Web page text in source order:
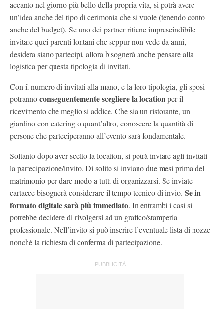
accanto nel giorno più bello della propria vita, si potrà avere
un’idea anche del tipo di cerimonia che si vuole (tenendo conto
anche del budget). Se uno dei partner ritiene imprescindibile
invitare quei parenti lontani che seppur non vede da anni,
desidera siano partecipi, allora bisognerà anche pensare alla
logistica per questa tipologia di invitati.
Con il numero di invitati alla mano, e la loro tipologia, gli sposi
potrannoconseguentemente scegliere la locationper il
ricevimento che meglio si addice. Che sia un ristorante, un
giardino con catering o quant’altro, conoscere la quantità di
persone che parteciperanno all’evento sarà fondamentale.
Soltanto dopo aver scelto la location, si potrà inviare agli invitati
la partecipazione/invito. Di solito si inviano due mesi prima del
matrimonio per dare modo a tutti di organizzarsi. Se inviate
cartacee bisognerà considerare il tempo tecnico di invio. Se in
formato digitale sarà più immediato. In entrambi i casi si
potrebbe decidere di rivolgersi ad un grafico/stamperia
professionale. Nell’invito si può inserire l’eventuale lista di nozze
nonché la richiesta di conferma di partecipazione.